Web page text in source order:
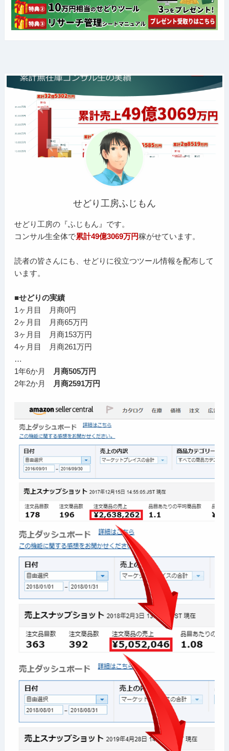
せどり工房ふじもん
せどり工房の『ふじもん』です。
コンサル生全体で累計49億3069万円稼がせています。
読者の皆さんにも、せどりに役立つツール情報を配布して
います。
■せどりの実績
1ヶ月目 月商0円
2ヶ月目 月商65万円
3ヶ月目 月商153万円
4ヶ月目 月商261万円
…
1年6か月
月商505万円
2年2か月
月商2591万円